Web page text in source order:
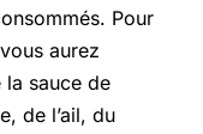
Pour
aurez
la sauce de
de l’ail, du